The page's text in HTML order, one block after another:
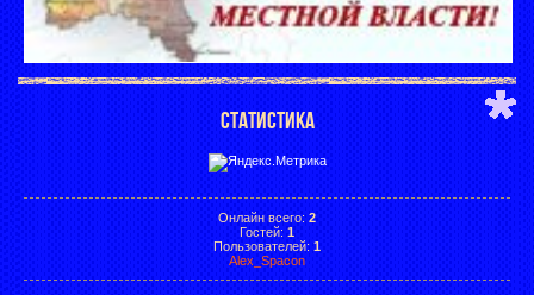
СТАТИСТИКА
Онлайн всего: 2
Гостей: 1
Пользователей: 1
Alex_Spacon